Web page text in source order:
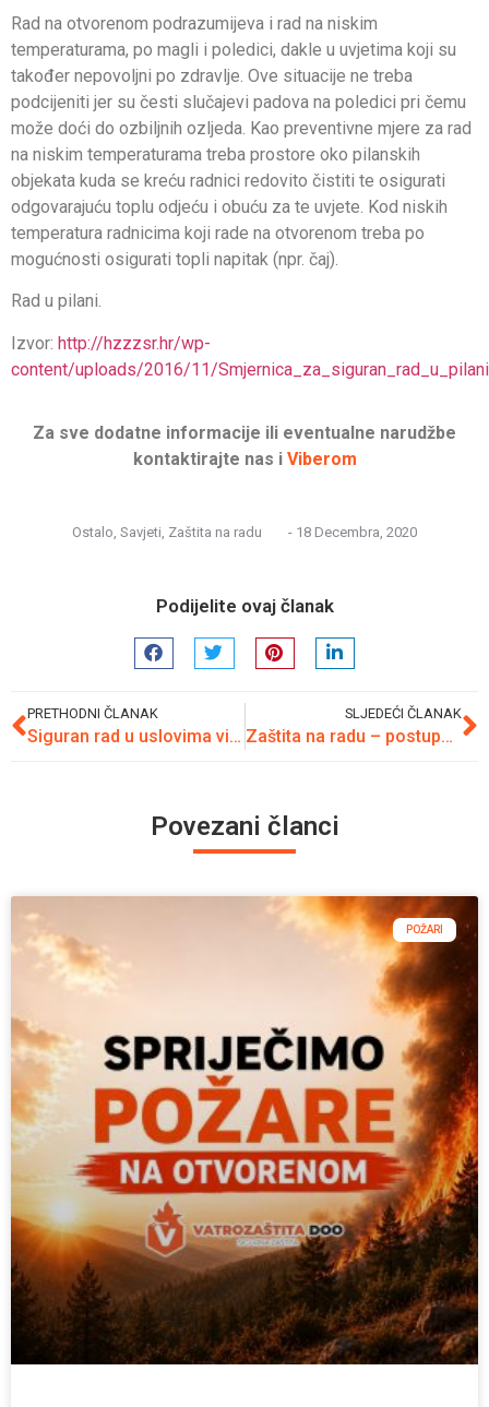
Rad na otvorenom podrazumijeva i rad na niskim
temperaturama, po magli i poledici, dakle u uvjetima koji su
također nepovoljni po zdravlje. Ove situacije ne treba
podcijeniti jer su česti slučajevi padova na poledici pri čemu
može doći do ozbiljnih ozljeda. Kao preventivne mjere za rad
na niskim temperaturama treba prostore oko pilanskih
objekata kuda se kreću radnici redovito čistiti te osigurati
odgovarajuću toplu odjeću i obuću za te uvjete. Kod niskih
temperatura radnicima koji rade na otvorenom treba po
mogućnosti osigurati topli napitak (npr. čaj).
Rad u pilani.
Izvor: http://hzzzsr.hr/wp-
content/uploads/2016/11/
Za sve dodatne informacije ili eventualne narudžbe
kontaktirajte nas i Viberom
Ostalo Savjeti Zaštita na radu - 18 Decembra, 2020
Podijelite ovaj članak
PRETHODNI ČLANAK
Siguran rad u uslovima visokih temperatura
SLJEDEĆI ČLANAK
Zaštita na radu – postupak u slučaju opasnosti u kotlovnici
Povezani članci
POŽARI